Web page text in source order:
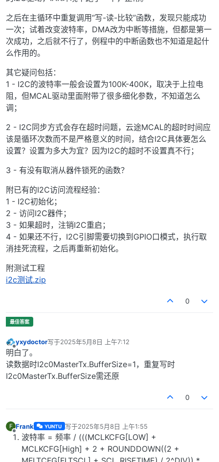
之后在主循环中重复调用“写-读-比较”函数，发现只能成功
一次；试着改变波特率，DMA改为中断等措施，但都是第一
次成功，之后就不行了，例程中的中断函数也不知道是起什
么作用的。
其它疑问包括：
1 - I2C的波特率一般会设置为100K-400K，取决于上拉电
阻，但MCAL驱动里面附带了很多细化参数，不知道怎么
调；
2 - I2C同步方式会存在超时问题，云途MCAL的超时时间应
该是循环次数而不是严格意义的时间，结合I2C具体要怎么
设置？设置为多大为宜？因为I2C的超时不设置真不行；
3 - 有没有取消从器件锁死的函数？
附已有的I2C访问流程经验：
1 - I2C初始化；
2 - 访问I2C器件；
3 - 如果超时，注销I2C重启；
4 - 如果还不行，I2C引脚需要切换到GPIO口模式，执行取
消挂死流程，之后再重新初始化。
附测试工程
i2c测试.zip
0
离线
yxydoctor写于2025年5月8日 上午7:12
最后由 编辑
明白了。
读数据时I2c0MasterTx.BufferSize=1，重复写时
I2c0MasterTx.BufferSize需还原
0
F
离线
Frank YUNTU 写于2025年5月8日 上午1:55
最后由 编辑
波特率 = 频率 / (((MCLKCFG[LOW] +
MCLKCFG[High] + 2 + ROUNDDOWN((2 +